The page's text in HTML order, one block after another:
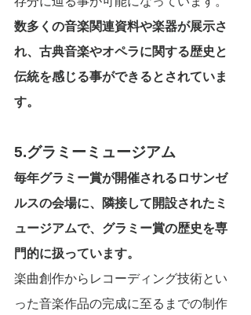
数多くの音楽関連資料や楽器が展示さ
れ、古典音楽やオペラに関する歴史と
伝統を感じる事ができるとされていま
す。
5.グラミーミュージアム
毎年グラミー賞が開催されるロサンゼ
ルスの会場に、隣接して開設されたミ
ュージアムで、グラミー賞の歴史を専
門的に扱っています。
楽曲創作からレコーディング技術とい
った音楽作品の完成に至るまでの制作